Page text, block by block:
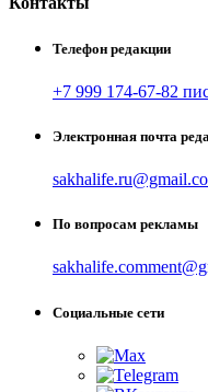
Телефон редакции
+7 999 174-67-82
Электронная почта
По вопросам рекламы
Социальные сети